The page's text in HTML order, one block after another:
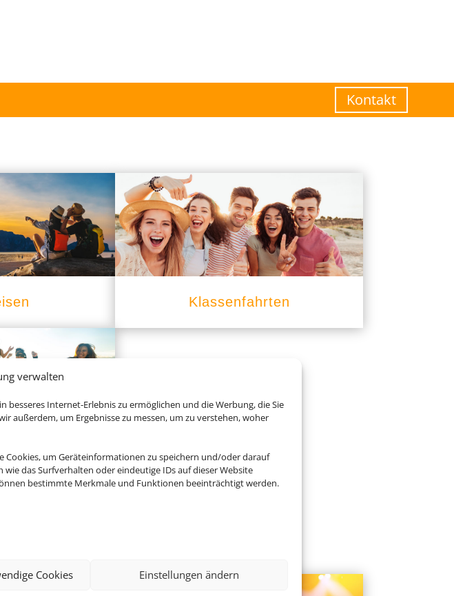
verwalten
besseres Internet-Erlebnis zu ermöglichen und die Werbung, die Sie
außerdem, um Ergebnisse zu messen, um zu verstehen, woher
Cookies, um Geräteinformationen zu speichern und/oder darauf
das Surfverhalten oder eindeutige IDs auf dieser Website
bestimmte Merkmale und Funktionen beeinträchtigt werden.
Cookies Einstellungen ändern
Kontakt
Klassenfahrten